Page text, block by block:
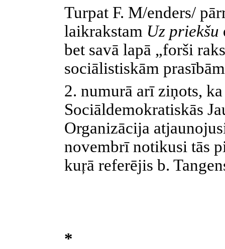
Turpat F. M/enders/
laikrakstam Uz priekšu
bet savā lapā „forši
sociālistiskām
2. numurā arī ziņots,
Sociāldemokratiskās
Organizācija
novembrī notikusi tās
kuŗā referējis b.
*